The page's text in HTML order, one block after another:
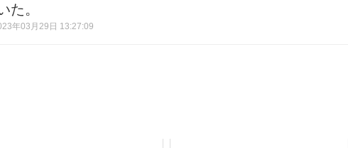
た。
年03月29日 13:27:09